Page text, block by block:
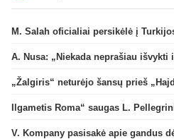
M. Salah oficialiai persikėlė į
A. Nusa: „Niekada neprašiau išvykti
„Žalgiris“ neturėjo šansų prieš